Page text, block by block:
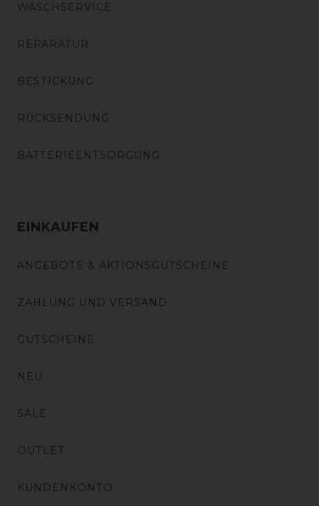
WASCHSERVICE
REPARATUR
BESTICKUNG
RÜCKSENDUNG
BATTERIEENTSORGUNG
EINKAUFEN
ANGEBOTE & AKTIONSGUTSCHEINE
ZAHLUNG UND VERSAND
GUTSCHEINE
NEU
SALE
OUTLET
KUNDENKONTO